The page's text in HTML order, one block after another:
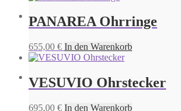
GRENADA Ohrringe
KAUAI Ohrringe
PANAREA Ohrringe
655,00 € In den Warenkorb
VESUVIO Ohrstecker
695,00 € In den Warenkorb